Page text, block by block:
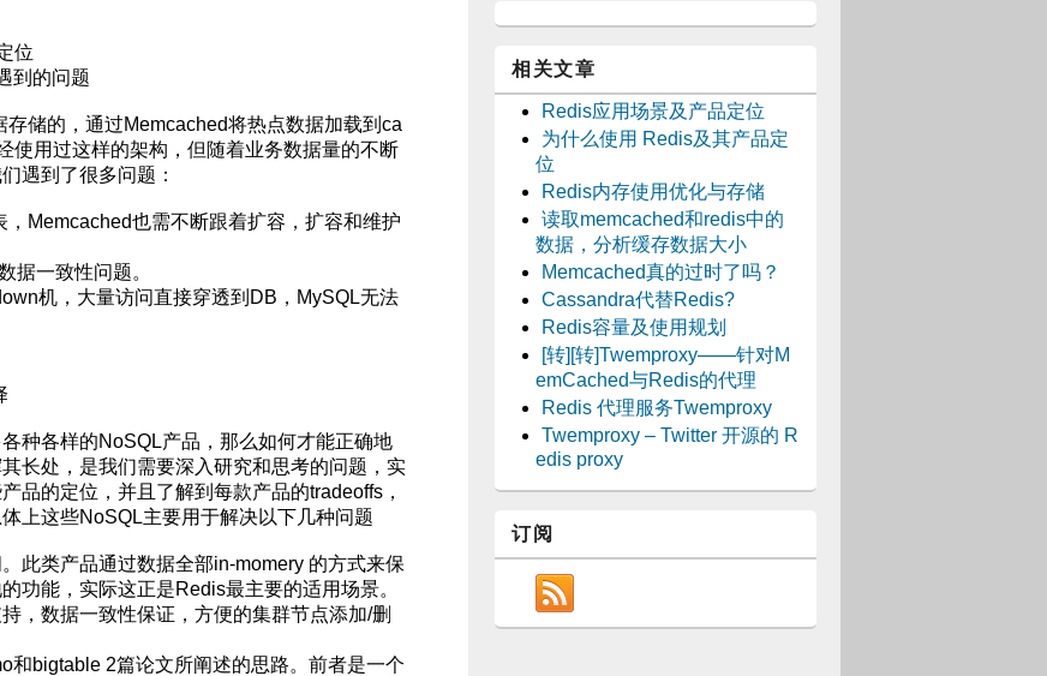
位
到的问题
储的，通过Memcached将热点数据加载到ca
使用过这样的架构，但随着业务数据量的不断
遇到了很多问题：
Memcached也需不断跟着扩容，扩容和维护
据一致性问题。
机，大量访问直接穿透到DB，MySQL无法
种各样的NoSQL产品，那么如何才能正确地
长处，是我们需要深入研究和思考的问题，实
品的定位，并且了解到每款产品的tradeoffs，
上这些NoSQL主要用于解决以下几种问题
此类产品通过数据全部in-momery 的方式来保
功能，实际这正是Redis最主要的适用场景。
，数据一致性保证，方便的集群节点添加/删
bigtable 2篇论文所阐述的思路。前者是一个
相关文章
Redis应用场景及产品定位
为什么使用 Redis及其产品定
位
Redis内存使用优化与存储
读取memcached和redis中的
数据，分析缓存数据大小
Memcached真的过时了吗？
Cassandra代替Redis?
Redis容量及使用规划
[转][转]Twemproxy——针对M
emCached与Redis的代理
Redis 代理服务Twemproxy
Twemproxy – Twitter 开源的 R
edis proxy
订阅